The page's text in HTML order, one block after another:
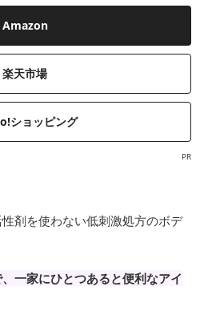
Amazon
楽天市場
ショッピング
PR
剤を使わない低刺激処方のボデ
一家にひとつあると便利なアイ